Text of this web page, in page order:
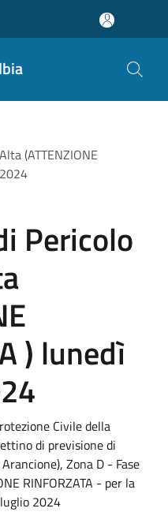
(ATTENZIONE
Pericolo
) lunedì
Civile della
di previsione di
Zona D - Fase
RINFORZATA - per la
2024